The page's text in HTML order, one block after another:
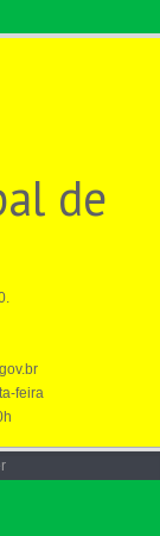
de
feira